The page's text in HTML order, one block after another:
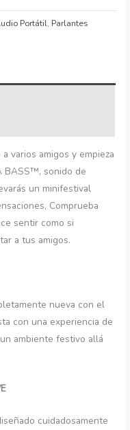
Portátil, Parlantes
varios amigos y empieza
BASS™, sonido de
un minifestival
Comprueba
sentir como si
a tus amigos.
nueva con el
con una experiencia de
ambiente festivo allá
cuidadosamente